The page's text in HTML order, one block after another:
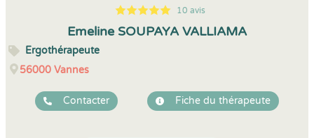
5
1
5
10 10 avis
Emeline SOUPAYA VALLIAMA
Ergothérapeute
56000 Vannes
Contacter Fiche du thérapeute